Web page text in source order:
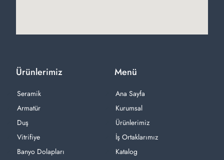
Menü
Ana Sayfa
Kurumsal
Ürünlerimiz
İş Ortaklarımız
Katalog
Ürünlerimiz
Seramik
Armatür
Duş
Vitrifiye
Banyo Dolapları